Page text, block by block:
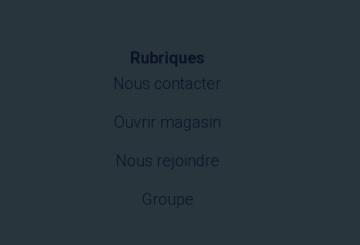
Rubriques
Nous contacter
Ouvrir magasin
Nous rejoindre
Groupe